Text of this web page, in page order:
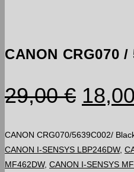
CANON CRG070
29,00€
bola:
18,00
CANON CRG070/5639C002/
CANON I-SENSYS LBP246DW,
MF462DW, CANON I-SENSYS